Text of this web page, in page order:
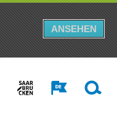
ANSEHEN